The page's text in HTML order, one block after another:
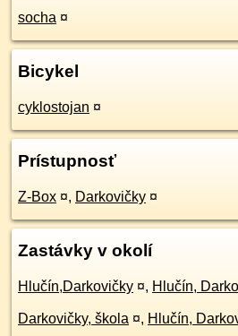
socha ¤
Bicykel
cyklostojan ¤
Prístupnosť
Z-Box ¤, Darkovičky ¤
Zastávky v okolí
Hlučín,Darkovičky ¤, Hlučín,
Darkovičky, škola ¤, Hlučín,